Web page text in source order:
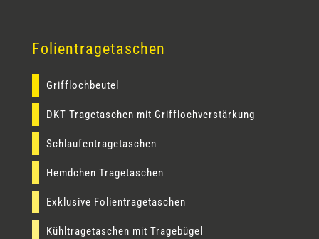
Folientragetaschen
Grifflochbeutel
DKT Tragetaschen mit Grifflochverstärkung
Schlaufentragetaschen
Hemdchen Tragetaschen
Exklusive Folientragetaschen
Kühltragetaschen mit Tragebügel